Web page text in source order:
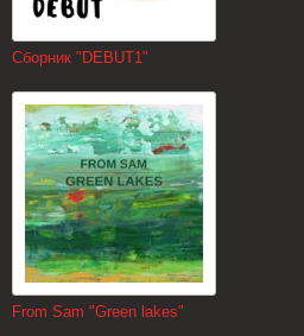
Сборник "DEBUT1"
From Sam "Green lakes"